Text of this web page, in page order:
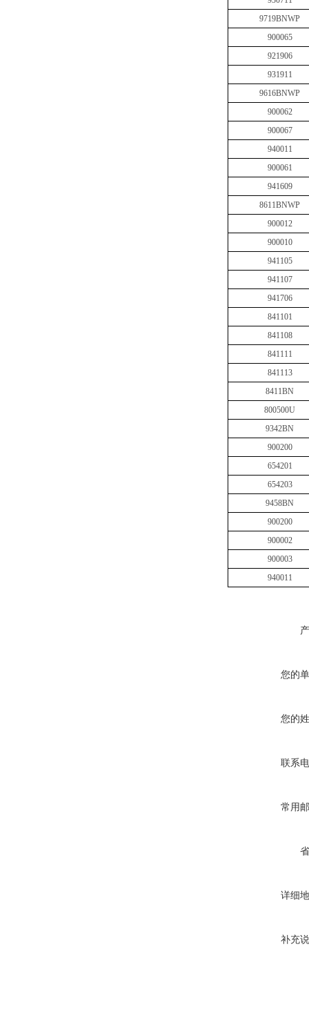
9719BNWP
900065
921906
931911
9616BNWP
900062
900067
940011
900061
941609
8611BNWP
900012
900010
941105
941107
941706
841101
841108
841111
841113
8411BN
800500U
9342BN
900200
654201
654203
9458BN
900200
900002
900003
940011
您的
您的
联系
常用
详细
补充